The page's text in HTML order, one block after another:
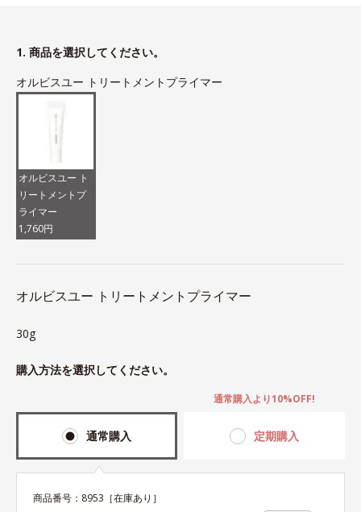
1. 商品を選択してください。
オルビスユー トリートメントプライマー
オルビスユー ト
リートメントプ
ライマー
1,760円
オルビスユー トリートメントプライマー
30g
購入方法を選択してください。
通常購入 定期購入
通常購入より10%OFF!
商品番号： 8953 ［在庫あり］